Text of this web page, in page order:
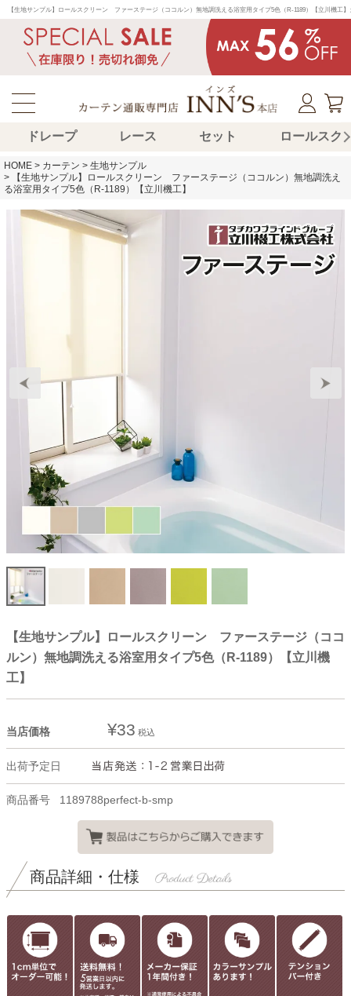
【生地サンプル】ロールスクリーン　ファーステージ（ココルン）無地調洗える浴室用タイプ5色（R-1189）【立川機
ドレープ レース セット ロールスク
HOME カーテン
生地サンプル
【生地サンプル】ロールスクリーン ファーステージ（ココルン）無地調洗え
る浴室用タイプ5色（R-1189）【立川機工】
【生地サンプル】ロールスクリーン ファーステージ（ココ
ルン）無地調洗える浴室用タイプ5色（R-1189）【立川機
工】
当店価格 ¥33 税込
出荷予定日
商品番号 1189788perfect-b-smp
商品詳細・仕様